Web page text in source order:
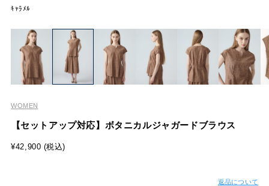
ｷｬﾗﾒﾙ
WOMEN
【セットアップ対応】ボタニカルジャガードブラウス
¥42,900 (税込)
返品について